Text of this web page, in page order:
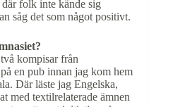
folk inte kände sig
såg det som något positivt.
kompisar från
en pub innan jag kom hem
Där läste jag Engelska,
med textilrelaterade ämnen